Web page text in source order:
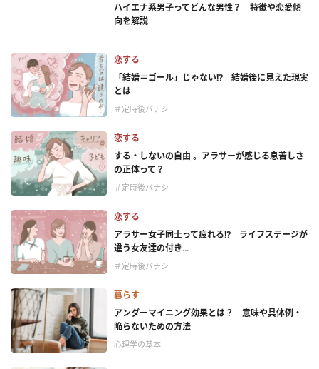
ハイエナ系男子ってどんな男性？ 特徴や恋愛傾
向を解説
恋する
「結婚＝ゴール」じゃない⁉ 結婚後に見えた現実
とは
＃定時後バナシ
恋する
する・しないの自由 。アラサーが感じる息苦しさ
の正体って？
＃定時後バナシ
恋する
アラサー女子同士って疲れる⁉ ライフステージが
違う女友達の付き...
＃定時後バナシ
暮らす
アンダーマイニング効果とは？ 意味や具体例・
陥らないための方法
心理学の基本